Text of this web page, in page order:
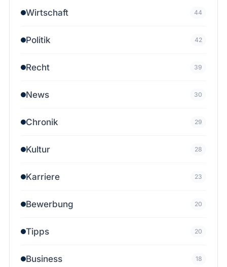
Wirtschaft 44
Politik 42
Recht 39
News 30
Chronik 29
Kultur 28
Karriere 23
Bewerbung 20
Tipps 20
Business 18